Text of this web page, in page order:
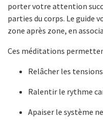
porter votre attention
parties du corps. Le guide
zone après zone, en
Ces méditations
Relâcher les
Ralentir le rythme
Apaiser le système